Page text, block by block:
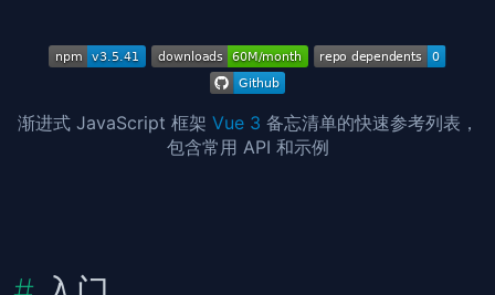
渐进式 JavaScript 框架 Vue 3 备忘清单的快速参考列表，
包含常用 API 和示例